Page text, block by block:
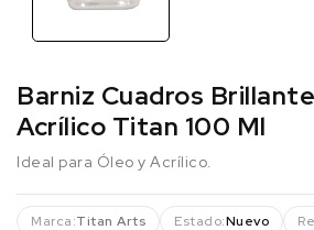
Barniz Cuadros
Acrílico Titan 100 Ml
Ideal para Óleo y Acrílico.
Marca:Titan Arts Estado:Nuevo